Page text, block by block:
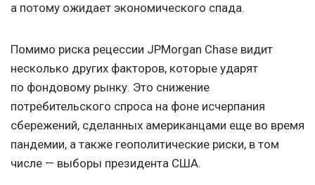
а потому ожидает экономического спада.
Помимо риска рецессии JPMorgan Chase видит
несколько других факторов, которые ударят
по фондовому рынку. Это снижение
потребительского спроса на фоне исчерпания
сбережений, сделанных американцами еще во время
пандемии, а также геополитические риски, в том
числе — выборы президента США.